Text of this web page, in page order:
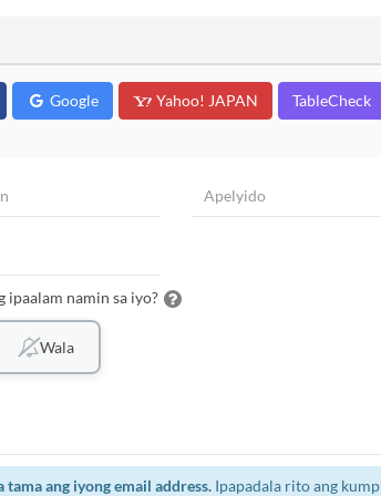
Google Yahoo! JAPAN TableCheck
ipaalam namin sa iyo?
Wala
tama ang iyong email address.Ipapadala rito ang